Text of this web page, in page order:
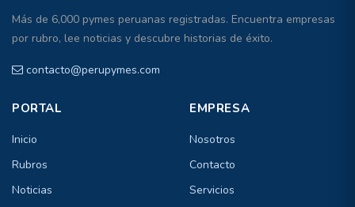
Más de 6,000 pymes peruanas registradas. Encuentra empresas
por rubro, lee noticias y descubre historias de éxito.
contacto@perupymes.com
PORTAL
Inicio
Rubros
Noticias
EMPRESA
Nosotros
Contacto
Servicios